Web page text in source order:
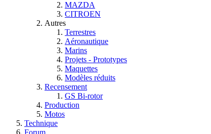
MAZDA
CITROEN
Autres
Terrestres
Aéronautique
Marins
Projets - Prototypes
Maquettes
Modèles réduits
Recensement
GS Bi-rotor
Production
Motos
Technique
Forum